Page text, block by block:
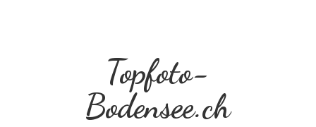
Topfoto-
Bodensee.ch